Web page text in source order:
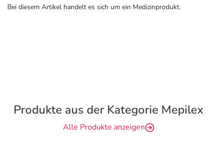
Bei diesem Artikel handelt es sich um ein Medizinprodukt.
Produkte aus der Kategorie Mepilex
Alle Produkte anzeigen